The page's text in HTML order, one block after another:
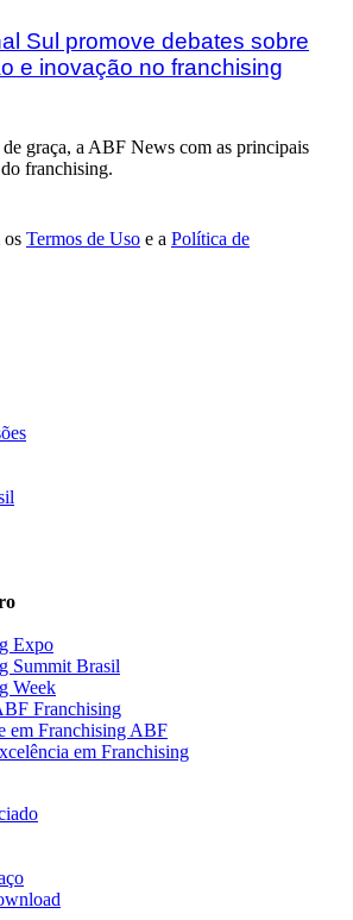
Sul promove debates sobre
e inovação no franchising
graça, a ABF News com as principais
franchising.
Termos de Uso e a Política de
Expo
Summit Brasil
Week
Franchising
em Franchising ABF
em Franchising